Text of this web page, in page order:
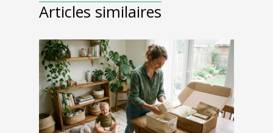
Articles similaires